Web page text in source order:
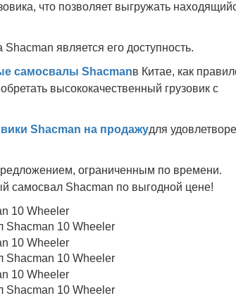
что позволяет выгружать
является его доступность.
самосвалы Shacmanв Китае, как
высококачественный грузовик с
Shacman на продажудля
ограниченным по времени.
самосвал Shacman по выгодной цене!
Shacman 10 Wheeler
Shacman 10 Wheeler
Shacman 10 Wheeler